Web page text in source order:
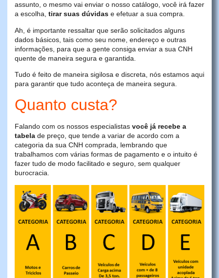
assunto, o mesmo vai enviar o nosso catálogo, você irá fazer
a escolha, tirar suas dúvidas e efetuar a sua compra.
Ah, é importante ressaltar que serão solicitados alguns
dados básicos, tais como seu nome, endereço e outras
informações, para que a gente consiga enviar a sua CNH
quente de maneira segura e garantida.
Tudo é feito de maneira sigilosa e discreta, nós estamos aqui
para garantir que tudo aconteça de maneira segura.
Quanto custa?
Falando com os nossos especialistas você já recebe a
tabela de preço, que tende a variar de acordo com a
categoria da sua CNH comprada, lembrando que
trabalhamos com várias formas de pagamento e o intuito é
fazer tudo de modo facilitado e seguro, sem qualquer
burocracia.